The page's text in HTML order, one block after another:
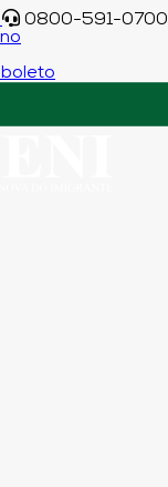
0800-591-0700
boleto